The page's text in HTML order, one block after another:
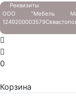
Реквизиты
ООО "Мебель
1249200003579
0
Корзина